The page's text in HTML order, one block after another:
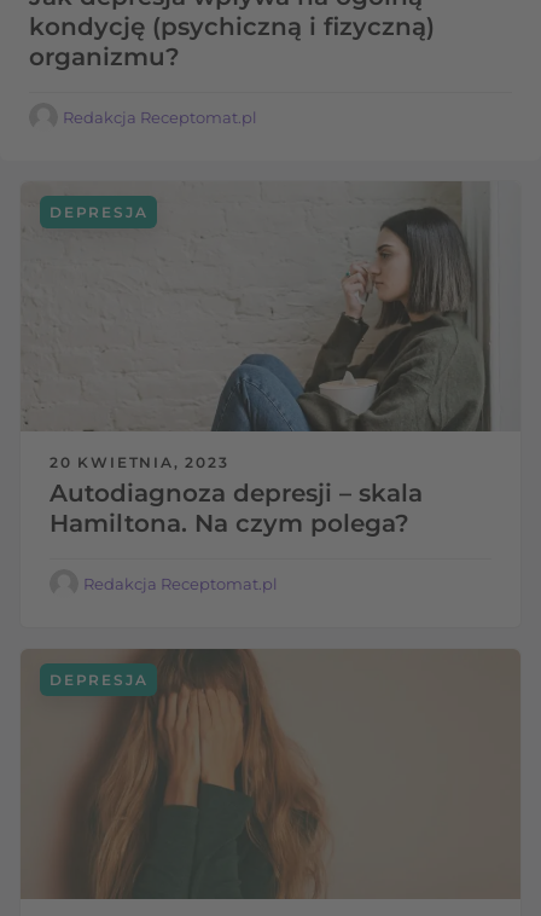
kondycję (psychiczną i fizyczną)
organizmu?
Redakcja Receptomat.pl
20 KWIETNIA, 2023
Autodiagnoza depresji – skala
Hamiltona. Na czym polega?
DEPRESJA
Redakcja Receptomat.pl
DEPRESJA